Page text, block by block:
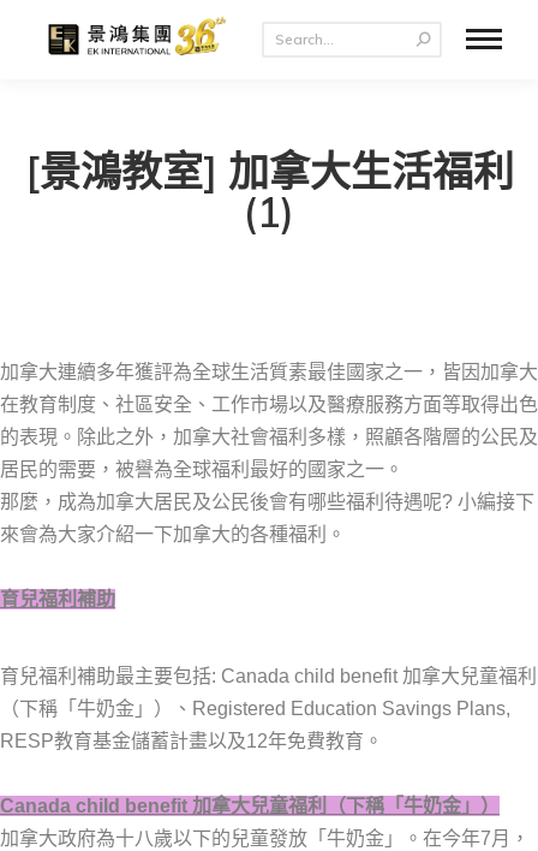
[景鴻教室] 加拿大生活福利
(1)
加拿大連續多年獲評為全球生活質素最佳國家之一，皆因加拿大
在教育制度、社區安全、工作市場以及醫療服務方面等取得出色
的表現。除此之外，加拿大社會福利多樣，照顧各階層的公民及
居民的需要，被譽為全球福利最好的國家之一。
那麼，成為加拿大居民及公民後會有哪些福利待遇呢? 小編接下
來會為大家介紹一下加拿大的各種福利。
育兒福利補助
育兒福利補助最主要包括: Canada child benefit 加拿大兒童福利
（下稱「牛奶金」）、Registered Education Savings Plans,
RESP教育基金儲蓄計畫以及12年免費教育。
Canada child benefit 加拿大兒童福利 （下稱 「 牛奶金 」
）
加拿大政府為十八歲以下的兒童發放「牛奶金」。在今年7月，